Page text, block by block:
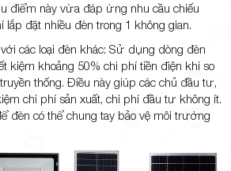
điểm này vừa đáp ứng nhu cầu chiếu
lắp đặt nhiều đèn trong 1 không gian.
các loại đèn khác: Sử dụng dòng đèn
kiệm khoảng 50% chi phí tiền điện khi so
thống. Điều này giúp các chủ đầu tư,
chi phí sản xuất, chi phí đầu tư không ít.
đèn có thể chung tay bảo vệ môi trường